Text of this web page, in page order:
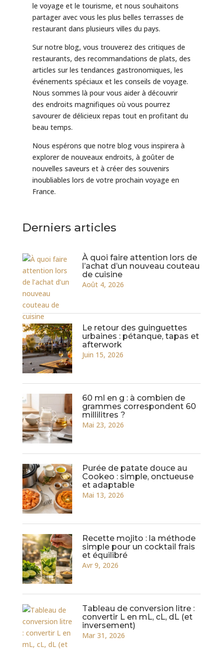
le voyage et le tourisme, et nous souhaitons
partager avec vous les plus belles terrasses de
restaurant dans plusieurs villes du pays.
Sur notre blog, vous trouverez des critiques de
restaurants, des recommandations de plats, des
articles sur les tendances gastronomiques, les
événements spéciaux et les conseils de voyage.
Nous sommes là pour vous aider à découvrir
des endroits magnifiques où vous pourrez
savourer de délicieux repas tout en profitant du
beau temps.
Nous espérons que notre blog vous inspirera à
explorer de nouveaux endroits, à goûter de
nouvelles saveurs et à créer des souvenirs
inoubliables lors de votre prochain voyage en
France.
Derniers articles
À quoi faire attention lors de
l’achat d’un nouveau couteau
de cuisine
Août 4, 2026
Le retour des guinguettes
urbaines : pétanque, tapas et
afterwork
Juin 15, 2026
60 ml en g : à combien de
grammes correspondent 60
millilitres ?
Mai 23, 2026
Purée de patate douce au
Cookeo : simple, onctueuse
et adaptable
Mai 13, 2026
Recette mojito : la méthode
simple pour un cocktail frais
et équilibré
Avr 9, 2026
Tableau de conversion litre :
convertir L en mL, cL, dL (et
inversement)
Mar 31, 2026